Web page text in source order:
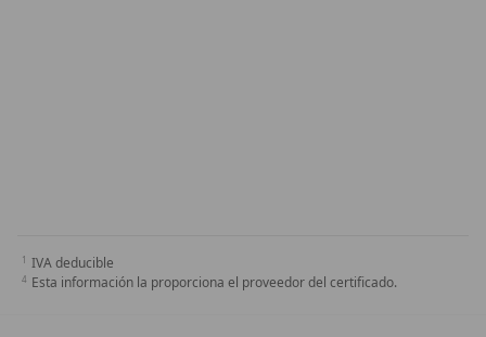
IVA deducible
Esta información la proporciona el proveedor del certificado.